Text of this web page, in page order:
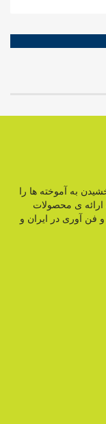
به آموخته ها را
ارائه ی محصولات
آوری در ایران و